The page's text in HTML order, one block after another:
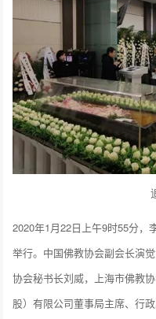
2020年1月22日上午9时55分，
举行。中国佛教协会副会长演
协会秘书长刘威，上海市佛教
股）有限公司董事局主席、行